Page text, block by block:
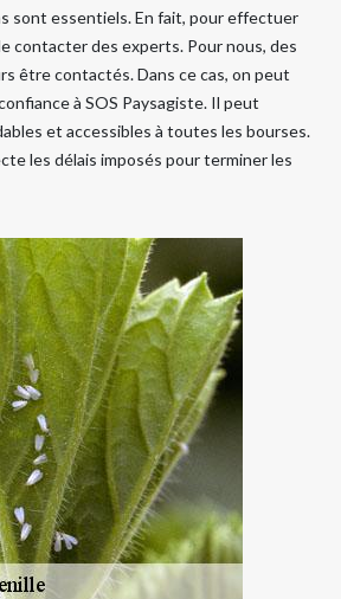
sont essentiels. En fait, pour effectuer
contacter des experts. Pour nous, des
être contactés. Dans ce cas, on peut
à SOS Paysagiste. Il peut
et accessibles à toutes les bourses.
les délais imposés pour terminer les